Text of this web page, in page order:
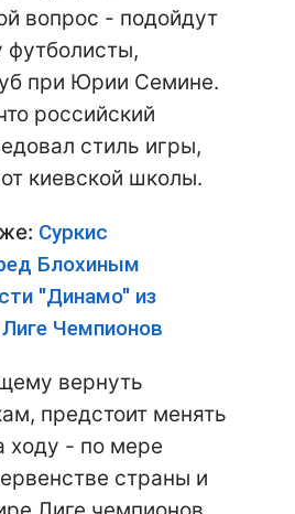
вопрос - подойдут
футболисты,
при Юрии Семине.
российский
стиль игры,
киевской школы.
Суркис
Блохиным
"Динамо" из
Чемпионов
вернуть
предстоит менять
ходу - по мере
страны и